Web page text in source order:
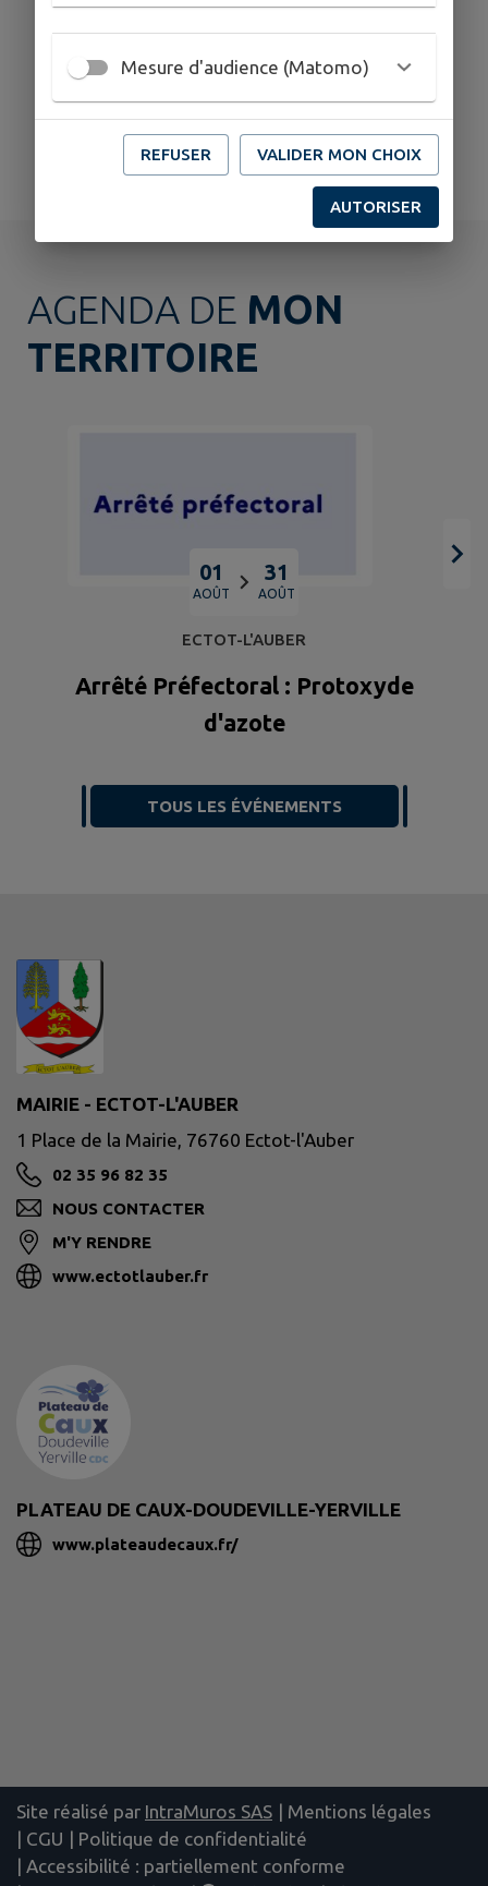
fêtes
des associations
Signaler Sondages
AGENDA DE MON
TERRITOIRE
01
AOÛT
31
AOÛT
ECTOT-L'AUBER
Arrêté Préfectoral : Protoxyde
d'azote
TOUS LES ÉVÉNEMENTS
MAIRIE - ECTOT-L'AUBER
1 Place de la Mairie, 76760 Ectot-l'Auber
02 35 96 82 35
NOUS CONTACTER
M'Y RENDRE
www.ectotlauber.fr
PLATEAU DE CAUX-DOUDEVILLE-YERVILLE
www.plateaudecaux.fr/
Site réalisé par IntraMuros SAS | Mentions légales
| CGU | Politique de confidentialité
| Accessibilité : partiellement conforme
Mesure d'audience (Matomo)
REFUSER VALIDER MON CHOIX
AUTORISER